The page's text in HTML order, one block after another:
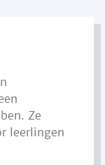
Ze
leerlingen